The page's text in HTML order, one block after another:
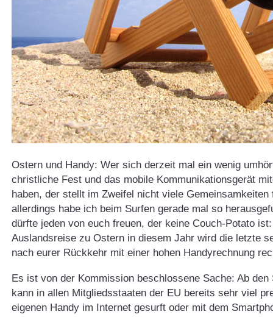
Ostern und Handy: Wer sich derzeit mal ein wenig
christliche Fest und das mobile Kommunikationsgerät
haben, der stellt im Zweifel nicht viele Gemeinsamkeiten
allerdings habe ich beim Surfen gerade mal so
dürfte jeden von euch freuen, der keine Couch-Potato
Auslandsreise zu Ostern in diesem Jahr wird die letzte
nach eurer Rückkehr mit einer hohen Handyrechnung
Es ist von der Kommission beschlossene Sache: Ab den
kann in allen Mitgliedsstaaten der EU bereits sehr viel
eigenen Handy im Internet gesurft oder mit dem